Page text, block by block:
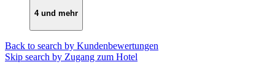
4 und mehr
Back to search by Kundenbewertungen
Skip search by Zugang zum Hotel